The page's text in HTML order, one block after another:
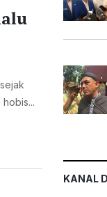
KANAL